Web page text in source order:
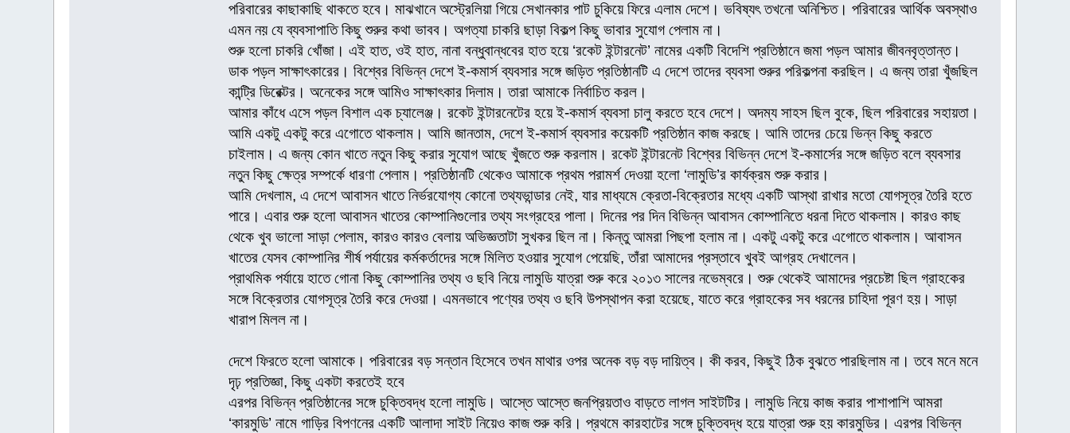
পরিবারের কাছাকাছি থাকতে হবে। মাঝখানে অস্ট্রেলিয়া গিয়ে সেখানকার পাট চুকিয়ে ফিরে এলাম দেশে। ভবিষ্যৎ তখনো অনিশ্চিত। পরিবারের আর্থিক অবস্থাও
এমন নয় যে ব্যবসাপাতি কিছু শুরুর কথা ভাবব। অগত্যা চাকরি ছাড়া বিকল্প কিছু ভাবার সুযোগ পেলাম না।
শুরু হলো চাকরি খোঁজা। এই হাত, ওই হাত, নানা বন্ধুবান্ধবের হাত হয়ে ‘রকেট ইন্টারনেট’ নামের একটি বিদেশি প্রতিষ্ঠানে জমা পড়ল আমার জীবনবৃত্তান্ত।
ডাক পড়ল সাক্ষাৎকারের। বিশ্বের বিভিন্ন দেশে ই-কমার্স ব্যবসার সঙ্গে জড়িত প্রতিষ্ঠানটি এ দেশে তাদের ব্যবসা শুরুর পরিকল্পনা করছিল। এ জন্য তারা খুঁজছিল
কান্ট্রি ডিরেক্টর। অনেকের সঙ্গে আমিও সাক্ষাৎকার দিলাম। তারা আমাকে নির্বাচিত করল।
আমার কাঁধে এসে পড়ল বিশাল এক চ্যালেঞ্জ। রকেট ইন্টারনেটের হয়ে ই-কমার্স ব্যবসা চালু করতে হবে দেশে। অদম্য সাহস ছিল বুকে, ছিল পরিবারের সহায়তা।
আমি একটু একটু করে এগোতে থাকলাম। আমি জানতাম, দেশে ই-কমার্স ব্যবসার কয়েকটি প্রতিষ্ঠান কাজ করছে। আমি তাদের চেয়ে ভিন্ন কিছু করতে
চাইলাম। এ জন্য কোন খাতে নতুন কিছু করার সুযোগ আছে খুঁজতে শুরু করলাম। রকেট ইন্টারনেট বিশ্বের বিভিন্ন দেশে ই-কমার্সের সঙ্গে জড়িত বলে ব্যবসার
নতুন কিছু ক্ষেত্র সম্পর্কে ধারণা পেলাম। প্রতিষ্ঠানটি থেকেও আমাকে প্রথম পরামর্শ দেওয়া হলো ‘লামুডি’র কার্যক্রম শুরু করার।
আমি দেখলাম, এ দেশে আবাসন খাতে নির্ভরযোগ্য কোনো তথ্যভান্ডার নেই, যার মাধ্যমে ক্রেতা-বিক্রেতার মধ্যে একটি আস্থা রাখার মতো যোগসূত্র তৈরি হতে
পারে। এবার শুরু হলো আবাসন খাতের কোম্পানিগুলোর তথ্য সংগ্রহের পালা। দিনের পর দিন বিভিন্ন আবাসন কোম্পানিতে ধরনা দিতে থাকলাম। কারও কাছ
থেকে খুব ভালো সাড়া পেলাম, কারও কারও বেলায় অভিজ্ঞতাটা সুখকর ছিল না। কিন্তু আমরা পিছপা হলাম না। একটু একটু করে এগোতে থাকলাম। আবাসন
খাতের যেসব কোম্পানির শীর্ষ পর্যায়ের কর্মকর্তাদের সঙ্গে মিলিত হওয়ার সুযোগ পেয়েছি, তাঁরা আমাদের প্রস্তাবে খুবই আগ্রহ দেখালেন।
প্রাথমিক পর্যায়ে হাতে গোনা কিছু কোম্পানির তথ্য ও ছবি নিয়ে লামুডি যাত্রা শুরু করে ২০১৩ সালের নভেম্বরে। শুরু থেকেই আমাদের প্রচেষ্টা ছিল গ্রাহকের
সঙ্গে বিক্রেতার যোগসূত্র তৈরি করে দেওয়া। এমনভাবে পণ্যের তথ্য ও ছবি উপস্থাপন করা হয়েছে, যাতে করে গ্রাহকের সব ধরনের চাহিদা পূরণ হয়। সাড়া
খারাপ মিলল না।
দেশে ফিরতে হলো আমাকে। পরিবারের বড় সন্তান হিসেবে তখন মাথার ওপর অনেক বড় বড় দায়িত্ব। কী করব, কিছুই ঠিক বুঝতে পারছিলাম না। তবে মনে মনে
দৃঢ় প্রতিজ্ঞা, কিছু একটা করতেই হবে
এরপর বিভিন্ন প্রতিষ্ঠানের সঙ্গে চুক্তিবদ্ধ হলো লামুডি। আস্তে আস্তে জনপ্রিয়তাও বাড়তে লাগল সাইটটির। লামুডি নিয়ে কাজ করার পাশাপাশি আমরা
‘কারমুডি’ নামে গাড়ির বিপণনের একটি আলাদা সাইট নিয়েও কাজ শুরু করি। প্রথমে কারহাটের সঙ্গে চুক্তিবদ্ধ হয়ে যাত্রা শুরু হয় কারমুডির। এরপর বিভিন্ন